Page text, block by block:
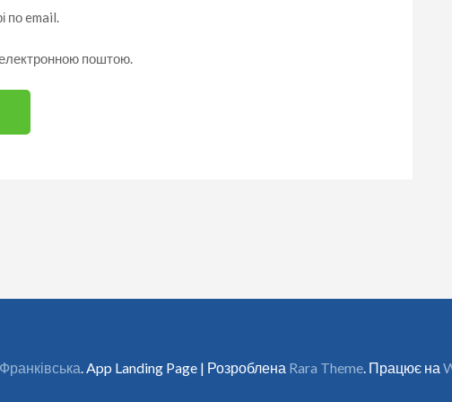
по email.
поштою.
. App Landing Page | Розроблена Rara Theme. Працює на